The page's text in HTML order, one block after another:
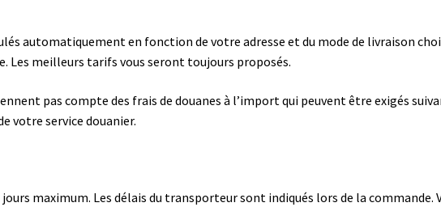
automatiquement en fonction de votre adresse et du mode de livraison
Les meilleurs tarifs vous seront toujours proposés.
pas compte des frais de douanes à l’import qui peuvent être exigés
votre service douanier.
maximum. Les délais du transporteur sont indiqués lors de la commande.